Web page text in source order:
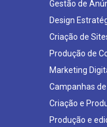
Gestão de
Design
Criação de
Produção de
Marketing
Campanhas
Criação e
Produção e